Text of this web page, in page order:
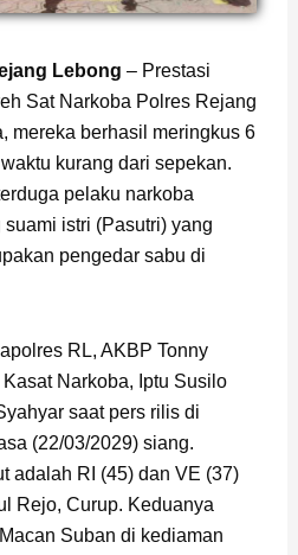
Lebong – Prestasi
Sat Narkoba Polres Rejang
mereka berhasil meringkus 6
kurang dari sepekan.
pelaku narkoba
istri (Pasutri) yang
pengedar sabu di
RL, AKBP Tonny
Narkoba, Iptu Susilo
saat pers rilis di
(22/03/2029) siang.
adalah RI (45) dan VE (37)
Rejo, Curup. Keduanya
Suban di kediaman